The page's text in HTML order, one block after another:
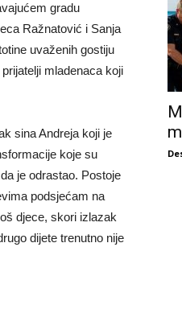
gradu
Ražnatović i Sanja
uvaženih gostiju
mladenaca koji
sina Andreja koji je
koje su
je odrastao. Postoje
podsjećam na
djece, skori izlazak
dijete trenutno nije